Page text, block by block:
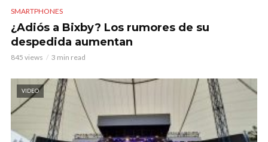
SMARTPHONES
¿Adiós a Bixby? Los rumores de su
despedida aumentan
845 views 3 min read
VIDEO